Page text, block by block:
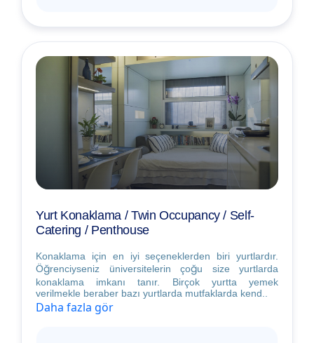
Yurt Konaklama / Twin Occupancy / Self-
Catering / Penthouse
Konaklama için en iyi seçeneklerden biri yurtlardır.
Öğrenciyseniz üniversitelerin çoğu size yurtlarda
konaklama imkanı tanır. Birçok yurtta yemek
verilmekle beraber bazı yurtlarda mutfaklarda kend..
Daha fazla gör